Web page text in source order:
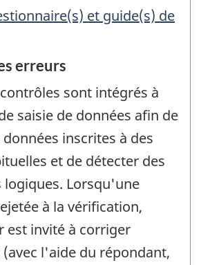
et guide(s) de
erreurs
sont intégrés à
saisie de données afin de
inscrites à des
et de détecter des
logiques. Lorsqu'une
à la vérification,
est invité à corriger
l'aide du répondant,